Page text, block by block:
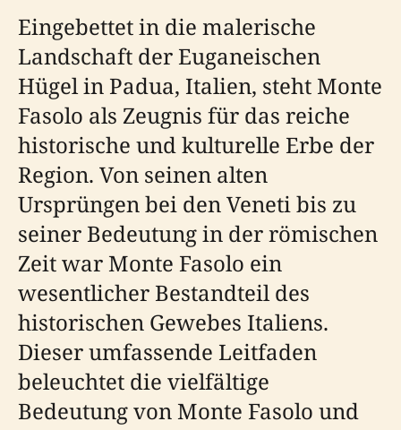
Eingebettet in die malerische
Landschaft der Euganeischen
Hügel in Padua, Italien, steht Monte
Fasolo als Zeugnis für das reiche
historische und kulturelle Erbe der
Region. Von seinen alten
Ursprüngen bei den Veneti bis zu
seiner Bedeutung in der römischen
Zeit war Monte Fasolo ein
wesentlicher Bestandteil des
historischen Gewebes Italiens.
Dieser umfassende Leitfaden
beleuchtet die vielfältige
Bedeutung von Monte Fasolo und